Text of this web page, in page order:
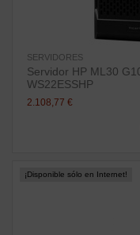
SERVIDORES
Servidor HP ML30
WS22ESSHP
2.108,77 €
¡Disponible sólo en Internet!